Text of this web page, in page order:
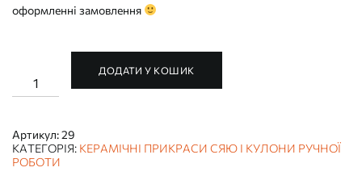
оформленні замовлення
ПРИКРАСА
РУЧНОЇ
КОТИК"
(КЕРАМІЧНИЙ
КУЛОН,
ДОДАТИ У КОШИК
Артикул:29
КАТЕГОРІЯ: КЕРАМІЧНІ ПРИКРАСИ СЯЮ І КУЛОНИ РУЧНОЇ
РОБОТИ